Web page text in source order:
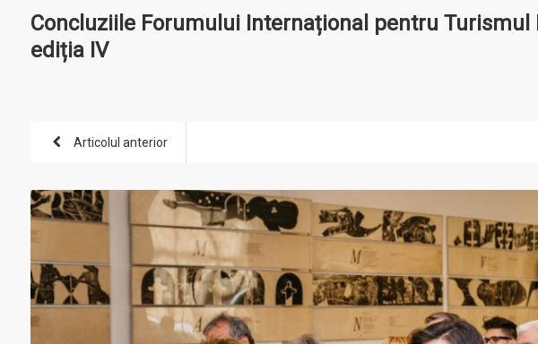
Concluziile Forumului Internațional pentru Turismul
ediția IV
Articolul anterior